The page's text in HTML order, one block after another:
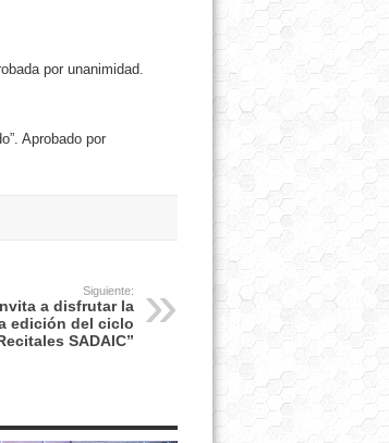
por unanimidad.
Aprobado por
Siguiente:
a disfrutar la
edición del ciclo
SADAIC”